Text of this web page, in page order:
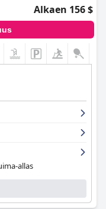
Alkaen 156 $
allas